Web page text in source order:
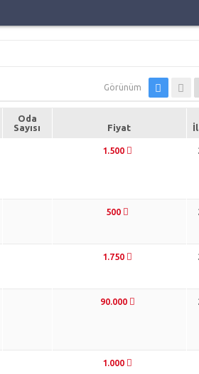
Görünüm
Oda
Sayısı
Fiyat
1.500
500
1.750
90.000
1.000